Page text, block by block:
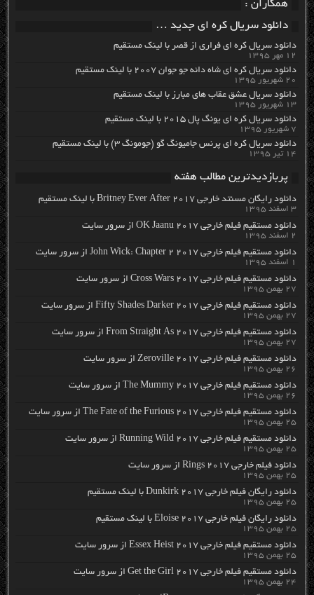
همکاران :
دانلود سریال کره ای جدید …
دانلود سریال کره ای فراری از قصر با لینک مستقیم
۱۲ مهر ۱۳۹۵
دانلود سریال کره ای شاه دائه جو جوان ۲۰۰۷ با لینک مستقیم
۲۰ شهریور ۱۳۹۵
دانلود سریال عشق عقاب های مبارز با لینک مستقیم
۱۳ شهریور ۱۳۹۵
دانلود سریال کره ای یونگ پال ۲۰۱۵ با لینک مستقیم
۷ شهریور ۱۳۹۵
دانلود سریال کره ای پرنس جامیونگ گو (جومونگ ۳) با لینک مستقیم
۱۴ تیر ۱۳۹۵
پربازدیدترین مطالب هفته
دانلود رایگان مسنتد خارجی Britney Ever After 2017 با لینک مستقیم
۳ اسفند ۱۳۹۵
دانلود مستقیم فیلم خارجی OK Jaanu 2017 از سرور سایت
۲ اسفند ۱۳۹۵
دانلود مستقیم فیلم خارجی John Wick: Chapter 2 2017 از سرور سایت
۱ اسفند ۱۳۹۵
دانلود مستقیم فیلم خارجی Cross Wars 2017 از سرور سایت
۲۷ بهمن ۱۳۹۵
دانلود مستقیم فیلم خارجی Fifty Shades Darker 2017 از سرور سایت
۲۷ بهمن ۱۳۹۵
دانلود مستقیم فیلم خارجی From Straight As 2017 از سرور سایت
۲۷ بهمن ۱۳۹۵
دانلود مستقیم فیلم خارجی Zeroville 2017 از سرور سایت
۲۶ بهمن ۱۳۹۵
دانلود مستقیم فیلم خارجی The Mummy 2017 از سرور سایت
۲۶ بهمن ۱۳۹۵
دانلود مستقیم فیلم خارجی The Fate of the Furious 2017 از سرور سایت
۲۵ بهمن ۱۳۹۵
دانلود مستقیم فیلم خارجی Running Wild 2017 از سرور سایت
۲۵ بهمن ۱۳۹۵
دانلود فیلم خارجی Rings 2017 از سرور سایت
۲۵ بهمن ۱۳۹۵
دانلود رایگان فیلم خارجی Dunkirk 2017 با لینک مستقیم
۲۵ بهمن ۱۳۹۵
دانلود رایگان فیلم خارجی Eloise 2017 با لینک مستقیم
۲۵ بهمن ۱۳۹۵
دانلود مستقیم فیلم خارجی Essex Heist 2017 از سرور سایت
۲۵ بهمن ۱۳۹۵
دانلود مستقیم فیلم خارجی Get the Girl 2017 از سرور سایت
۲۴ بهمن ۱۳۹۵